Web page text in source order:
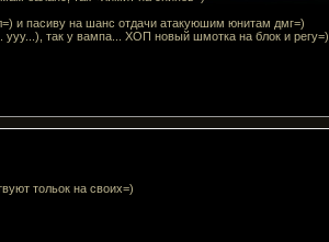
и пасиву на шанс отдачи атакуюшим юнитам дмг=)
так у вампа... ХОП новый шмотка на блок и регу=)
тольок на своих=)